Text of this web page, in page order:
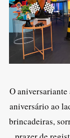
O aniversariante
aniversário ao
brincadeiras,